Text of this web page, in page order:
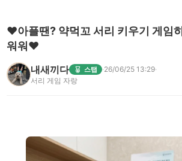
♥아플땐? 약먹꼬 서리 키우기 게임
워워♥
내새끼다 스탭 ·26/06/25 13:29·
서리 게임 자랑